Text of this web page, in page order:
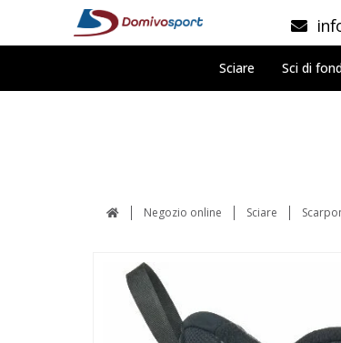
Sciare Sci di
Negozio online Sciare